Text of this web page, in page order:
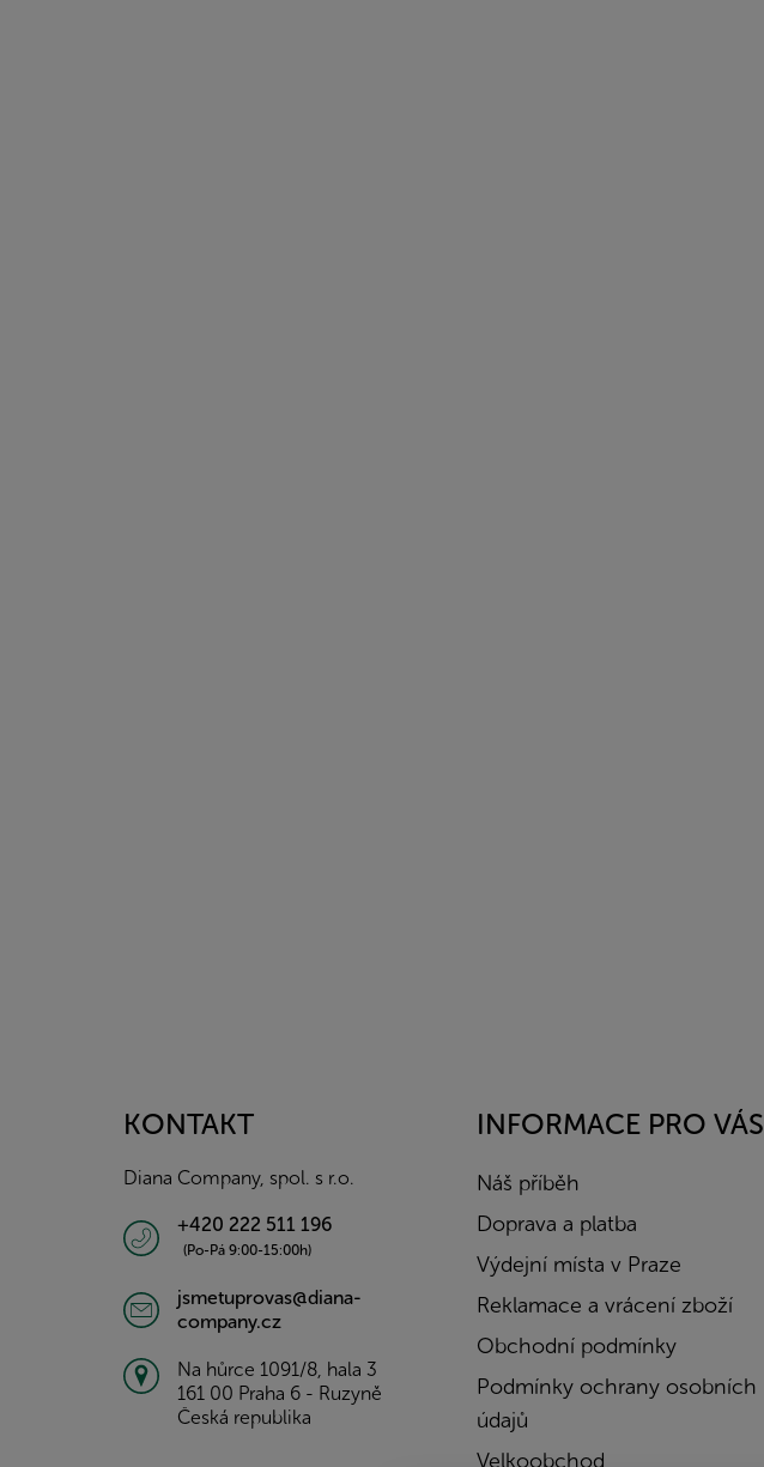
KONTAKT
Diana Company, spol. s r.o.
+420 222 511 196
(Po-Pá 9:00-15:00h)
jsmetuprovas@diana-
company.cz
Na hůrce 1091/8, hala 3
161 00 Praha 6 - Ruzyně
Česká republika
INFORMACE PRO VÁS
Náš příběh
Doprava a platba
Výdejní místa v Praze
Reklamace a vrácení zboží
Obchodní podmínky
Podmínky ochrany osobních
údajů
Velkoobchod